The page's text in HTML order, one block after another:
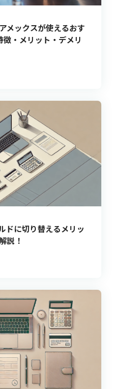
メックスが使えるおす
・メリット・デメリ
ドに切り替えるメリッ
説！